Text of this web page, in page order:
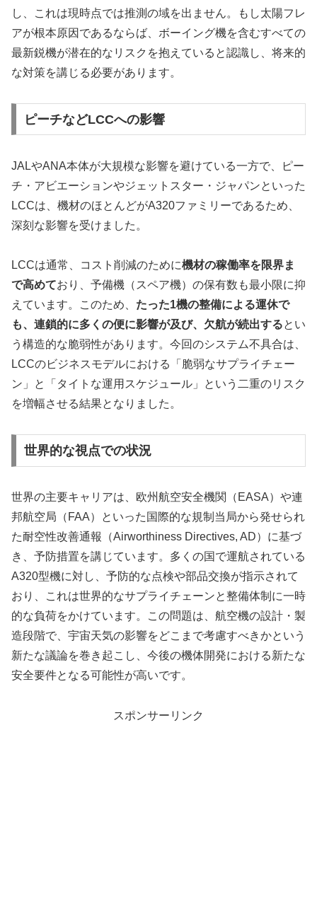
し、これは現時点では推測の域を出ません。もし太陽フレ
アが根本原因であるならば、ボーイング機を含むすべての
最新鋭機が潜在的なリスクを抱えていると認識し、将来的
な対策を講じる必要があります。
ピーチなどLCCへの影響
JALやANA本体が大規模な影響を避けている一方で、ピー
チ・アビエーションやジェットスター・ジャパンといった
LCCは、機材のほとんどがA320ファミリーであるため、
深刻な影響を受けました。
LCCは通常、コスト削減のために機材の稼働率を限界ま
で高めており、予備機（スペア機）の保有数も最小限に抑
えています。このため、 たった1機の整備による運休で
も、連鎖的に多くの便に影響が及び、欠航が続出するとい
う構造的な脆弱性があります。今回のシステム不具合は、
LCCのビジネスモデルにおける「脆弱なサプライチェー
ン」と「タイトな運用スケジュール」という二重のリスク
を増幅させる結果となりました。
世界的な視点での状況
世界の主要キャリアは、欧州航空安全機関（EASA）や連
邦航空局（FAA）といった国際的な規制当局から発せられ
た耐空性改善通報（Airworthiness Directives, AD）に基づ
き、予防措置を講じています。多くの国で運航されている
A320型機に対し、予防的な点検や部品交換が指示されて
おり、これは世界的なサプライチェーンと整備体制に一時
的な負荷をかけています。この問題は、航空機の設計・製
造段階で、宇宙天気の影響をどこまで考慮すべきかという
新たな議論を巻き起こし、今後の機体開発における新たな
安全要件となる可能性が高いです。
スポンサーリンク